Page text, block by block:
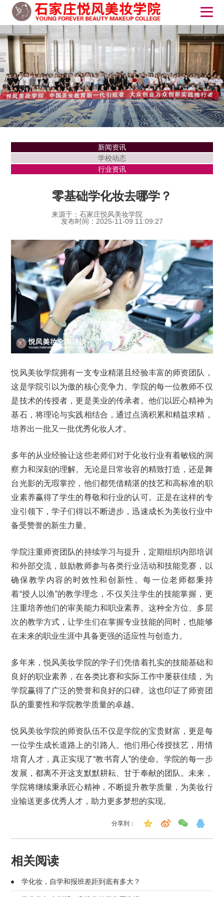
新闻资讯
学校动态
行业资讯
零基础学化妆去哪学？
来源于：石家庄悦风美妆学院
发布时间：2025-11-09 11:09:27
悦风美妆学院拥有一支专业精湛且经验丰富的师资团队，
这是学院引以为傲的核心竞争力。学院的每一位教师不仅
是技术的传授者，更是美业的传承者。他们以匠心精神为
基石，将理论与实践相结合，通过点滴积累和精益求精，
培养出一批又一批优秀化妆人才。
多年的从业经验让这些老师们对于化妆行业有着敏锐的洞
察力和深刻的理解。无论是日常妆容的精致打造，还是舞
台光影的无瑕掌控，他们都凭借精湛的技艺和高标准的职
业素养赢得了学生的尊敬和行业的认可。正是在这样的专
业引领下，学子们得以不断进步，迅速成长为美妆行业中
备受赞誉的新生力量。
学院注重师资团队的持续学习与提升，定期组织内部培训
和外部交流，鼓励教师参与各类行业活动和技能竞赛，以
确保教学内容的时效性和创新性。每一位老师都秉持
着“授人以渔”的教学理念，不仅关注学生的技能掌握，更
注重培养他们的审美能力和职业素养。这种全方位、多层
次的教学方式，让学生们在掌握专业技能的同时，也能够
在未来的职业生涯中具备更强的适应性与创造力。
多年来，悦风美妆学院的学子们凭借着扎实的技能基础和
良好的职业素养，在各类比赛和实际工作中屡获佳绩，为
学院赢得了广泛的赞誉和良好的口碑。这也印证了师资团
队的重要性和学院教学质量的卓越。
悦风美妆学院的师资队伍不仅是学院的宝贵财富，更是每
一位学生成长道路上的引路人。他们用心传授技艺，用情
培育人才，真正实现了“教书育人”的使命。学院的每一步
发展，都离不开这支默默耕耘、甘于奉献的团队。未来，
学院将继续秉承匠心精神，不断提升教学质量，为美妆行
业输送更多优秀人才，助力更多梦想的实现。
分享到：
相关阅读
学化妆，自学和报班差距到底有多大？